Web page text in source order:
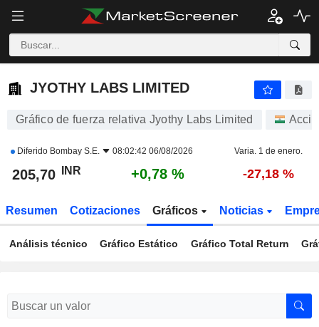
JYOTHY LABS LIMITED
JYOTHY LABS LIMITED
Gráfico de fuerza relativa Jyothy Labs Limited
Diferido Bombay S.E. 08:02:42 06/08/2026 Varia. 1 de enero.
205,70 INR +0,78 % -27,18 %
Resumen Cotizaciones Gráficos Noticias
Análisis técnico Gráfico Estático Gráfico Total Return